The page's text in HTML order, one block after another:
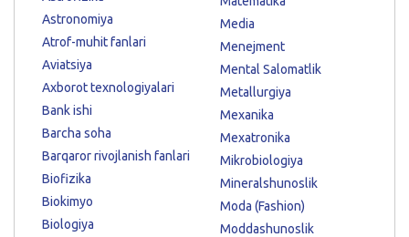
Astronomiya
Atrof-muhit fanlari
Aviatsiya
Axborot texnologiyalari
Bank ishi
Barcha soha
Barqaror rivojlanish fanlari
Biofizika
Biokimyo
Biologiya
Media
Menejment
Mental Salomatlik
Metallurgiya
Mexanika
Mexatronika
Mikrobiologiya
Mineralshunoslik
Moda (Fashion)
Moddashunoslik